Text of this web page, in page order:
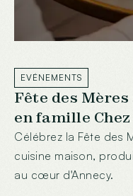
EVÉNEMENTS
Fête des
en famille
Célébrez la Fête des
cuisine maison,
au cœur d'Annecy.